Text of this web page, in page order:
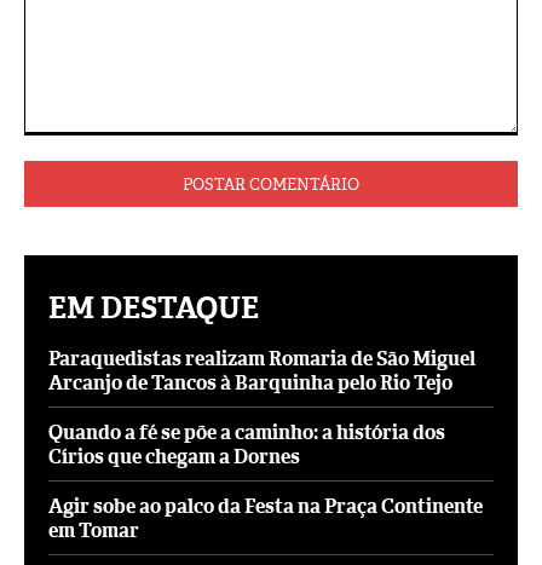
EM DESTAQUE
Paraquedistas realizam Romaria de São Miguel
Arcanjo de Tancos à Barquinha pelo Rio Tejo
Quando a fé se põe a caminho: a história dos
Círios que chegam a Dornes
Agir sobe ao palco da Festa na Praça Continente
em Tomar